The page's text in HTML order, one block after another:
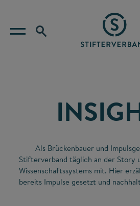
Als Brückenbauer und
Stifterverband täglich an der Story
Wissenschaftssystems mit. Hier
bereits Impulse gesetzt und